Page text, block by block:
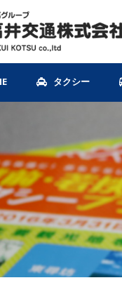
タクシー